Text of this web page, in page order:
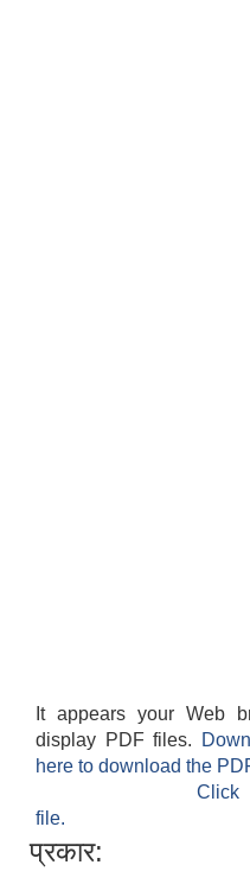
It appears your Web
display PDF files.
here to download the
Click
file.
प्रकार: